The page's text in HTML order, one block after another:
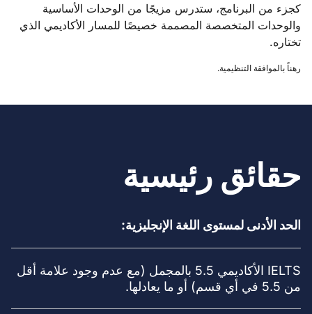
كجزء من البرنامج، ستدرس مزيجًا من الوحدات الأساسية
والوحدات المتخصصة المصممة خصيصًا للمسار الأكاديمي الذي
تختاره.
رهناً بالموافقة التنظيمية.
حقائق رئيسية
الحد الأدنى لمستوى اللغة الإنجليزية:
IELTS الأكاديمي 5.5 بالمجمل (مع عدم وجود علامة أقل
من 5.5 في أي قسم) أو ما يعادلها.